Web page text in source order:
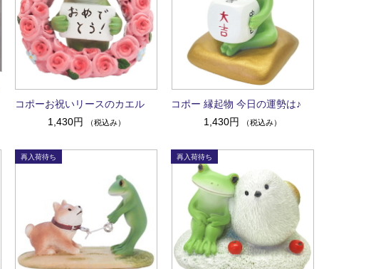
コポーお祝いリースのカエル
1,430円
（税込み）
コポー 縁起物 今日の運勢は♪
1,430円
（税込み）